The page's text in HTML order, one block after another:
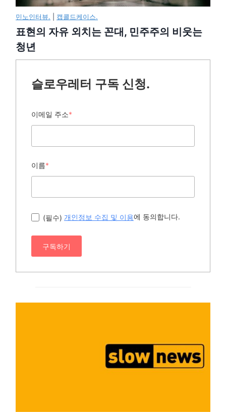
민노인터뷰. 캡콜드케이스.
표현의 자유 외치는 꼰대, 민주주의 비웃는
청년
슬로우레터 구독 신청.
이메일 주소*
이름*
(필수) 개인정보 수집 및 이용에 동의합니다.
구독하기